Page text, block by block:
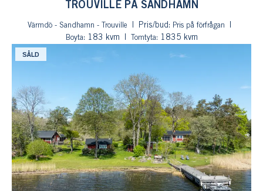
TROUVILLE PÅ SANDHAMN
Värmdö - Sandhamn - Trouville Pris/bud:
Pris på förfrågan
Boyta: 183 kvm Tomtyta: 1835 kvm
SÅLD